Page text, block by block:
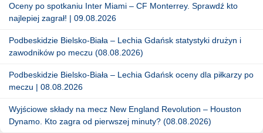
Oceny po spotkaniu Inter Miami – CF Monterrey. Sprawdź kto
najlepiej zagrał! | 09.08.2026
Podbeskidzie Bielsko-Biała – Lechia Gdańsk statystyki drużyn i
zawodników po meczu (08.08.2026)
Podbeskidzie Bielsko-Biała – Lechia Gdańsk oceny dla piłkarzy po
meczu | 08.08.2026
Wyjściowe składy na mecz New England Revolution – Houston
Dynamo. Kto zagra od pierwszej minuty? (08.08.2026)